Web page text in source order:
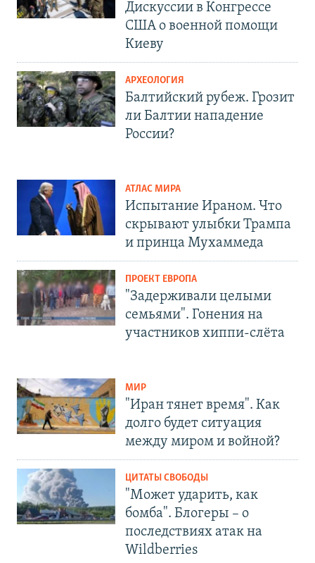
Дискуссии в Конгрессе
США о военной помощи
Киеву
АРХЕОЛОГИЯ
Балтийский рубеж. Грозит
ли Балтии нападение
России?
АТЛАС МИРА
Испытание Ираном. Что
скрывают улыбки Трампа
и принца Мухаммеда
ПРОЕКТ ЕВРОПА
"Задерживали целыми
семьями". Гонения на
участников хиппи-слёта
МИР
"Иран тянет время". Как
долго будет ситуация
между миром и войной?
ЦИТАТЫ СВОБОДЫ
"Может ударить, как
бомба". Блогеры – о
последствиях атак на
Wildberries